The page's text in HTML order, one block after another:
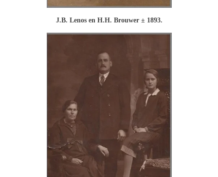
J.B. Lenos en H.H. Brouwer ± 1893.